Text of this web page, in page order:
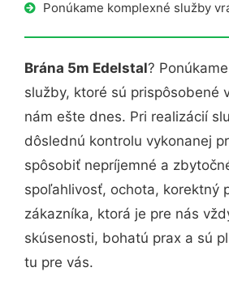
Ponúkame komplexné služby
Brána 5m Edelstal?
služby, ktoré sú prispôsobené
nám ešte dnes. Pri realizácií
dôslednú kontrolu vykonanej
spôsobiť nepríjemné a
spoľahlivosť, ochota, korektný
zákazníka, ktorá je pre nás
skúsenosti, bohatú prax a sú
tu pre vás.